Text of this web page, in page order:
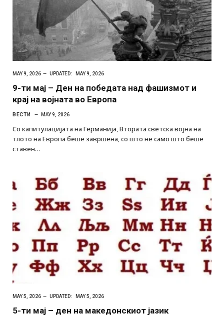
MAY 9, 2026 UPDATED: MAY 9, 2026
9-ти мај – Ден на победата над фашизмот и
крај на војната во Европа
ВЕСТИ MAY 9, 2026
Со капитулацијата на Германија, Втората светска војна на
тлото на Европа беше завршена, со што не само што беше
ставен…
MAY 5, 2026 UPDATED: MAY 5, 2026
5-ти мај – ден на македонскиoт јазик